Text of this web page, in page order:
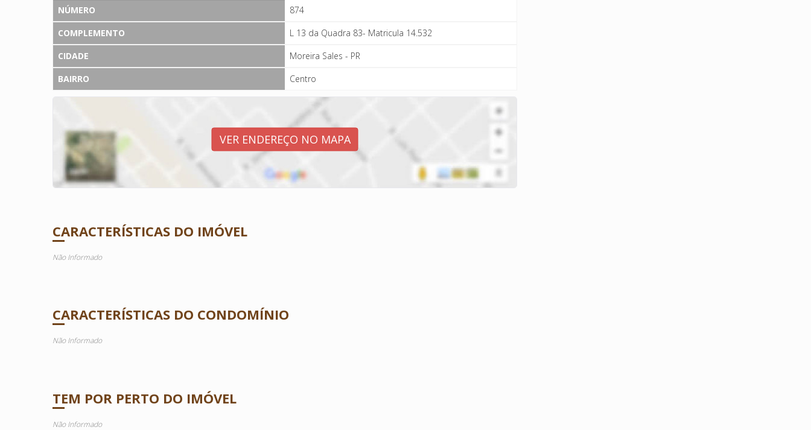
NÚMERO
874
COMPLEMENTO
L 13 da Quadra 83- Matricula 14.532
CIDADE
Moreira Sales - PR
BAIRRO
Centro
VER ENDEREÇO NO MAPA
CARACTERÍSTICAS DO IMÓVEL
Não Informado
CARACTERÍSTICAS DO CONDOMÍNIO
Não Informado
TEM POR PERTO DO IMÓVEL
Não Informado